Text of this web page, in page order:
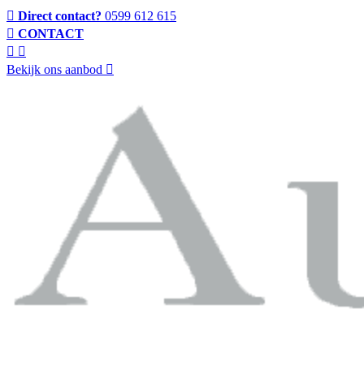
Direct contact? 0599 612 615
CONTACT
Bekijk ons aanbod